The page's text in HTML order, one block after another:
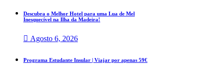
Descubra o Melhor Hotel para uma Lua de Mel
Inesquecível na Ilha da Madeira!
Agosto 6, 2026
Programa Estudante Insular | Viajar por apenas 59€